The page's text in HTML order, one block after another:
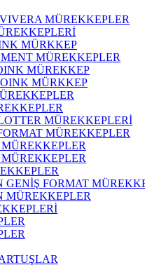
MÜREKKEPLER
MÜRKKEP
MÜREKKEPLER
MÜREKKEP
MÜRKKEP
MÜREKKEPLERİ
MÜREKKEPLER
GENİŞ FORMAT
MÜREKKEPLER